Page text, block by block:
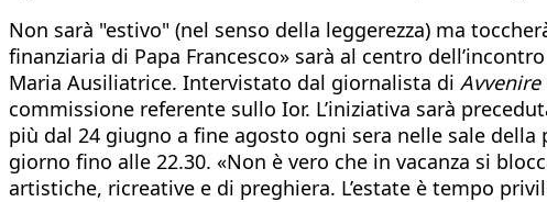
Non sarà "estivo" (nel senso della leggerezza) ma
finanziaria di Papa Francesco» sarà al centro
Maria Ausiliatrice. Intervistato dal giornalista di Avvenire
commissione referente sullo Ior. L’iniziativa sarà
più dal 24 giugno a fine agosto ogni sera nelle sale
giorno fino alle 22.30. «Non è vero che in vacanza si
artistiche, ricreative e di preghiera. L’estate è tempo